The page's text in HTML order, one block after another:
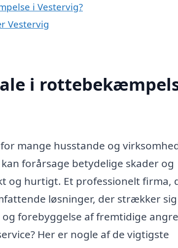
i Vestervig?
Vestervig
i
mange husstande og
forårsage betydelige skader og
og hurtigt. Et professionelt firma,
løsninger, der strækker
forebyggelse af fremtidige
Her er nogle af de vigtigste